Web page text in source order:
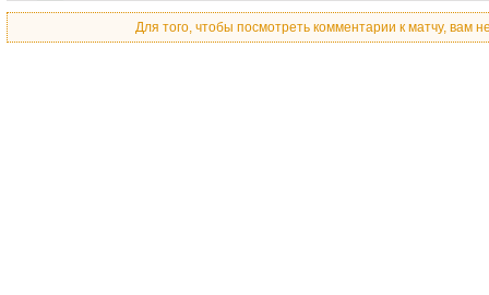
Для того, чтобы посмотреть комментарии к матчу, вам